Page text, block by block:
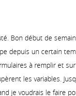
Bon début de
depuis un certain
à remplir et
les variables.
je voudrais le faire